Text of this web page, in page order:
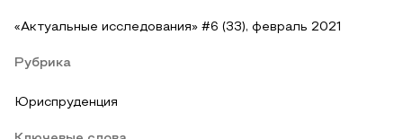
«Актуальные исследования» #6 (33), февраль 2021
Рубрика
Юриспруденция